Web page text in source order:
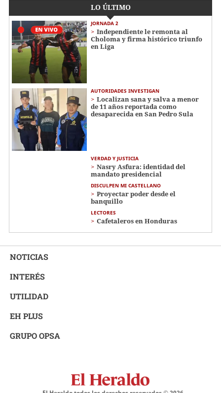
LO ÚLTIMO
JORNADA 2
Independiente le remonta al
Choloma y firma histórico triunfo
en Liga
AUTORIDADES INVESTIGAN
Localizan sana y salva a menor
de 11 años reportada como
desaparecida en San Pedro Sula
VERDAD Y JUSTICIA
Nasry Asfura: identidad del
mandato presidencial
DISCULPEN MI CASTELLANO
Proyectar poder desde el
banquillo
LECTORES
Cafetaleros en Honduras
NOTICIAS
INTERÉS
UTILIDAD
EH PLUS
GRUPO OPSA